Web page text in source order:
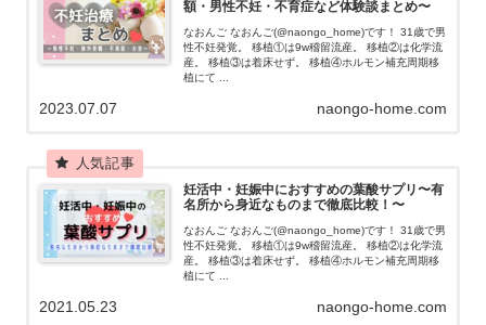
額・男性不妊・不育症など体験談まとめ〜
なおんご なおんご(@naongo_home)です！ 31歳で男
性不妊発覚。 移植①は9w稽留流産。 移植②は化学流
産。 移植③は着床せず。 移植④ホルモン補充周期移
植にて ...
naongo-home.com
2023.07.07
妊活中・妊娠中におすすめの葉酸サプリ〜有
名所から身近なものまで徹底比較！〜
なおんご なおんご(@naongo_home)です！ 31歳で男
性不妊発覚。 移植①は9w稽留流産。 移植②は化学流
産。 移植③は着床せず。 移植④ホルモン補充周期移
植にて ...
naongo-home.com
2021.05.23